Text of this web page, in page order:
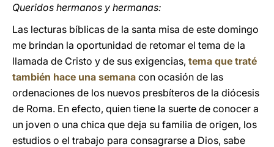
Queridos hermanos y hermanas:
Las lecturas bíblicas de la santa misa de este domingo
me brindan la oportunidad de retomar el tema de la
llamada de Cristo y de sus exigencias, tema que traté
también hace una semana con ocasión de las
ordenaciones de los nuevos presbíteros de la diócesis
de Roma. En efecto, quien tiene la suerte de conocer a
un joven o una chica que deja su familia de origen, los
estudios o el trabajo para consagrarse a Dios, sabe